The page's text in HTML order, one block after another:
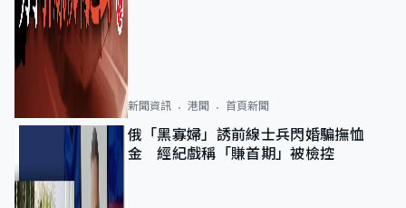
新聞資訊 港聞 首頁新聞
俄「黑寡婦」誘前線士兵閃婚騙撫恤
金 經紀戲稱「賺首期」被檢控